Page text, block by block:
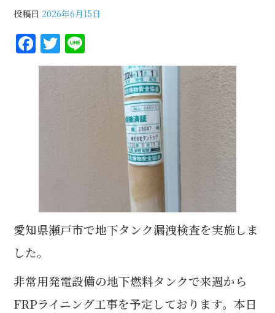
投稿日 2026年6月15日
F
a
c
e
T
w n
愛知県瀬戸市で地下タンク漏洩検査を実施しま
した。
非常用発電設備の地下燃料タンクで来週から
FRPライニング工事を予定しております。本日